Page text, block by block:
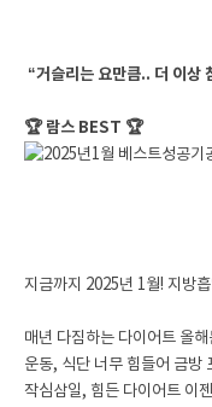
“거슬리는 요만큼.. 더 이상
🏆 람스 BEST 🏆
지금까지 2025년 1월! 지방
매년 다짐하는 다이어트 올
운동, 식단 너무 힘들어 금방
작심삼일, 힘든 다이어트 이